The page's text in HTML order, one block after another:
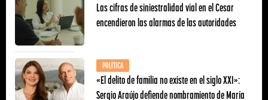
Las cifras de siniestralidad vial en el Cesar
encendieron las alarmas de las autoridades
POLÍTICA
«El delito de familia no existe en el siglo XXI»:
Sergio Araújo defiende nombramiento de María